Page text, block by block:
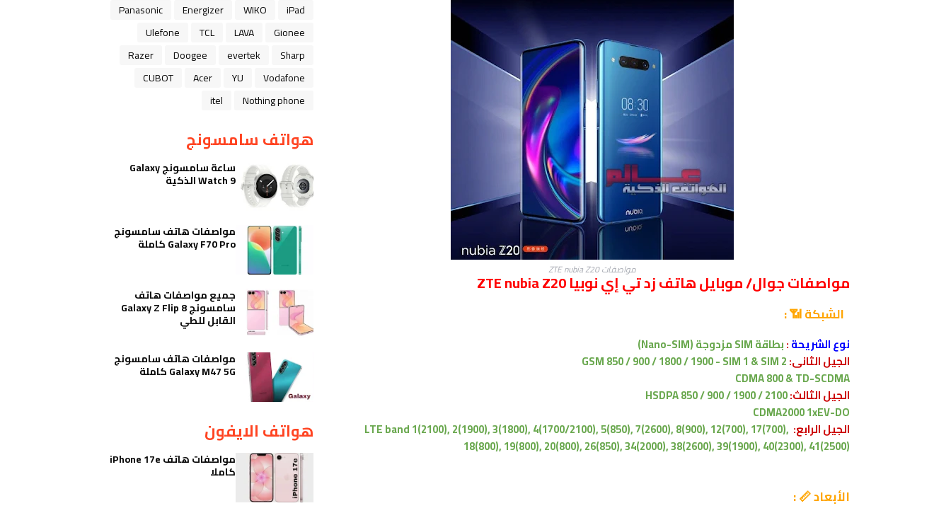
مواصفات ZTE nubia Z20
مواصفات جوال/ موبايل هاتف زد تي إي نوبيا ZTE nubia Z20
الشبكة 📶 :
نوع الشريحة:بطاقة SIM مزدوجة
(Nano-SIM)
الجيل الثانى:GSM 850 / 900 / 1800 / 1900 - SIM 1 & SIM 2
CDMA 800 & TD-SCDMA
الجيل الثالث:HSDPA 850 / 900 / 1900 / 2100
CDMA2000 1xEV-DO
الجيل الرابع: LTE band 1(2100), 2(1900), 3(1800), 4(1700/2100), 5(850), 7(2600), 8(900), 12(700), 17(700),
18(800), 19(800), 20(800), 26(850), 34(2000), 38(2600), 39(1900), 40(2300), 41(2500)
الأبعاد 📏 :
iPad
WIKO
Energizer
Panasonic
Gionee
LAVA
TCL
Ulefone
Sharp
evertek
Doogee
Razer
Vodafone
YU
Acer
CUBOT
Nothing phone
itel
هواتف سامسونج
ساعة سامسونج Galaxy
Watch 9 الذكية
مواصفات هاتف سامسونج
Galaxy F70 Pro كاملة
جميع مواصفات هاتف
سامسونج Galaxy Z Flip 8
القابل للطي
مواصفات هاتف سامسونج
Galaxy M47 5G كاملة
هواتف الايفون
مواصفات هاتف iPhone 17e
كاملا